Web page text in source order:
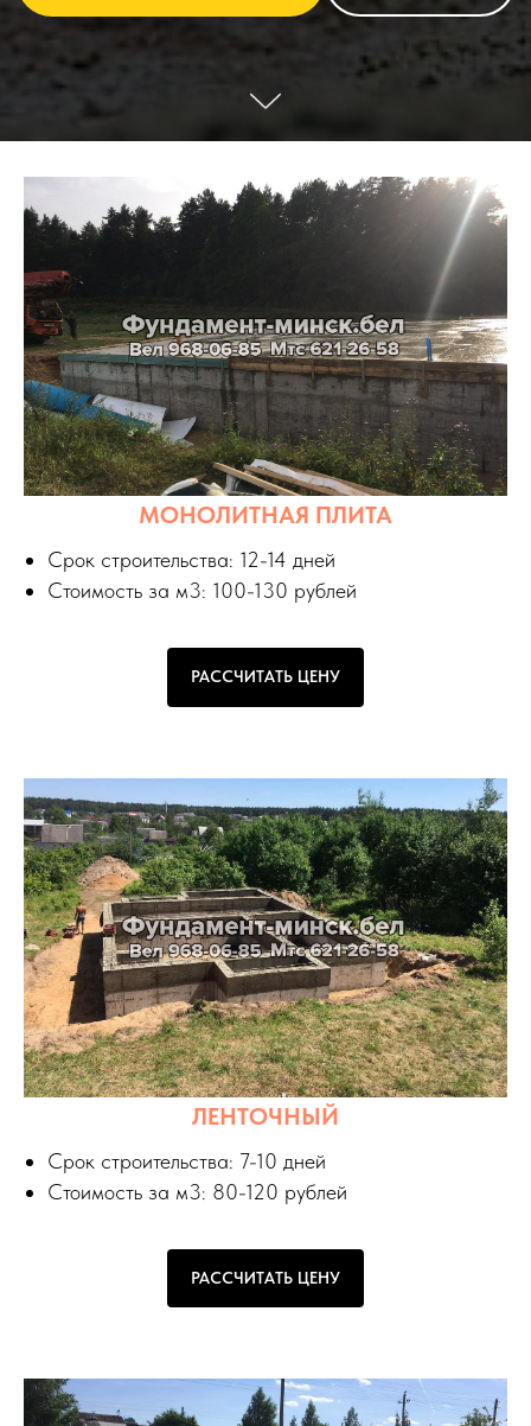
МОНОЛИТНАЯ ПЛИТА
Срок строительства: 12-14 дней
Стоимость за м3: 100-130 рублей
РАССЧИТАТЬ ЦЕНУ
ЛЕНТОЧНЫЙ
Срок строительства: 7-10 дней
Стоимость за м3: 80-120 рублей
РАССЧИТАТЬ ЦЕНУ